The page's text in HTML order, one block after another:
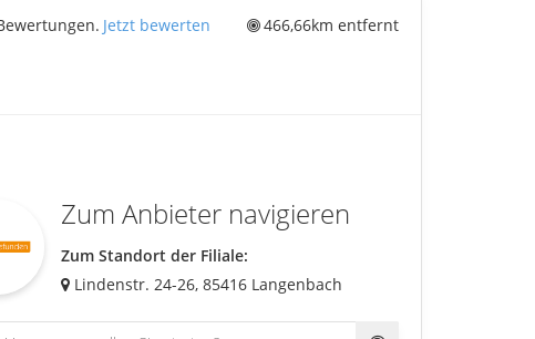
Jetzt bewerten 466,66km entfernt
Zum Anbieter navigieren
Zum Standort der Filiale:
Lindenstr. 24-26, 85416 Langenbach